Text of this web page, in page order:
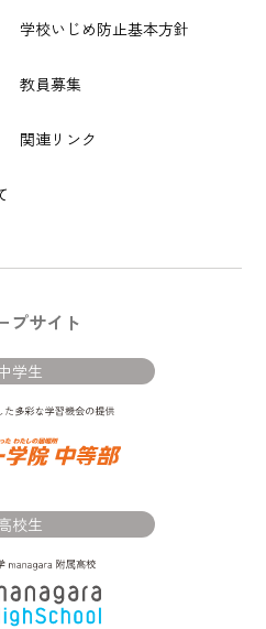
学校いじめ防止基本方針
教員募集
関連リンク
プサイト
学生
校生